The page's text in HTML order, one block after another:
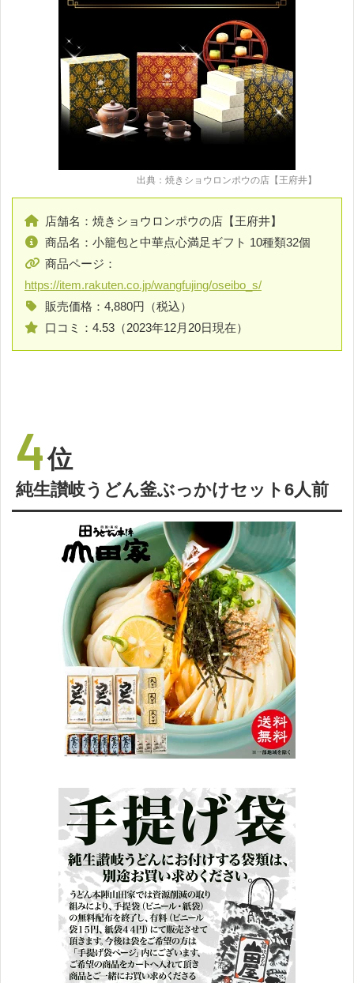
出典：焼きショウロンポウの店【王府井】
店舗名：焼きショウロンポウの店【王府井】
商品名：小籠包と中華点心満足ギフト 10種類32個
商品ページ：
https://item.rakuten.co.jp/wangfujing/oseibo_s/
販売価格：4,880円（税込）
口コミ：4.53（2023年12月20日現在）
4位
純生讃岐うどん釜ぶっかけセット6人前